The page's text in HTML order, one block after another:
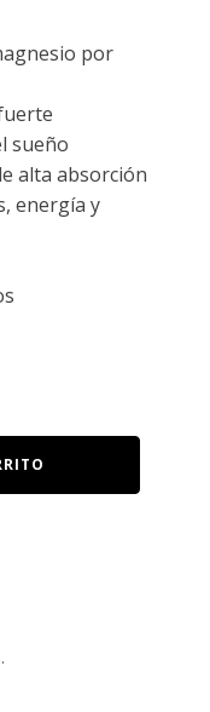
por
sueño
alta absorción
energía y